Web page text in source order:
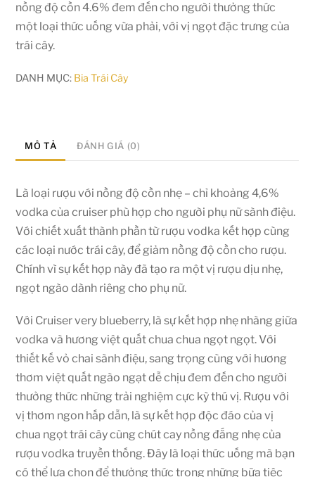
nồng độ cồn 4.6% đem đến cho người thưởng thức
một loại thức uống vừa phải, với vị ngọt đặc trưng của
trái cây.
DANH MỤC: Bia Trái Cây
MÔ TẢ ĐÁNH GIÁ (0)
Là loại rượu với nồng độ cồn nhẹ – chỉ khoảng 4,6%
vodka của cruiser phù hợp cho người phụ nữ sành điệu.
Với chiết xuất thành phần từ rượu vodka kết hợp cùng
các loại nước trái cây, để giảm nồng độ cồn cho rượu.
Chính vì sự kết hợp này đã tạo ra một vị rượu dịu nhẹ,
ngọt ngào dành riêng cho phụ nữ.
Với Cruiser very blueberry, là sự kết hợp nhẹ nhàng giữa
vodka và hương việt quất chua chua ngọt ngọt. Với
thiết kế vỏ chai sành điệu, sang trọng cùng với hương
thơm việt quất ngào ngạt dễ chịu đem đến cho người
thưởng thức những trải nghiệm cực kỳ thú vị. Rượu với
vị thơm ngon hấp dẫn, là sự kết hợp độc đáo của vị
chua ngọt trái cây cùng chút cay nồng đắng nhẹ của
rượu vodka truyền thống. Đây là loại thức uống mà bạn
có thể lựa chọn để thưởng thức trong những bữa tiệc